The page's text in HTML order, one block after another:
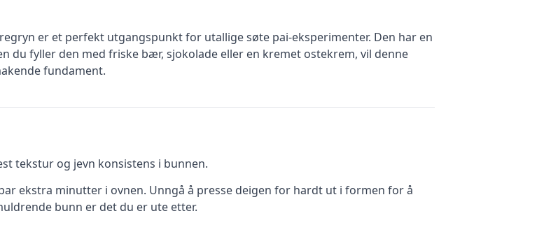
er et perfekt utgangspunkt for utallige søte pai-eksperimenter. Den har en
du fyller den med friske bær, sjokolade eller en kremet ostekrem, vil denne
fundament.
tekstur og jevn konsistens i bunnen.
ekstra minutter i ovnen. Unngå å presse deigen for hardt ut i formen for å
bunn er det du er ute etter.